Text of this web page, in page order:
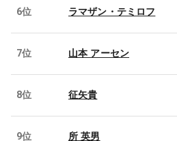
6位 ラマザン・テミロフ
7位 山本 アーセン
8位 征矢貴
9位 所 英男